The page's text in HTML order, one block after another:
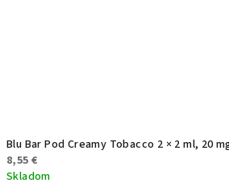
Blu Bar Pod Creamy Tobacco 2 × 2 ml, 20
8,55 €
Skladom